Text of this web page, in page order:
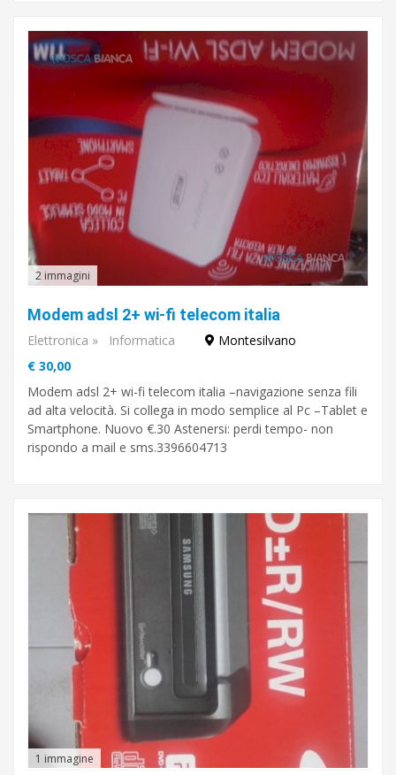
2 immagini
Modem adsl 2+ wi-fi telecom italia
Elettronica » Informatica
Montesilvano
€ 30,00
Modem adsl 2+ wi-fi telecom italia –navigazione senza fili
ad alta velocità. Si collega in modo semplice al Pc –Tablet e
Smartphone. Nuovo €.30 Astenersi: perdi tempo- non
rispondo a mail e sms.3396604713
1 immagine